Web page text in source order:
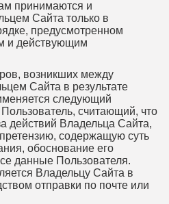
принимаются и
Сайта только в
предусмотренном
и действующим
возникших между
Сайта в результате
следующий
считающий, что
действий Владельца Сайта,
содержащую суть
обоснование его
данные Пользователя.
Владельцу Сайта в
отправки по почте или